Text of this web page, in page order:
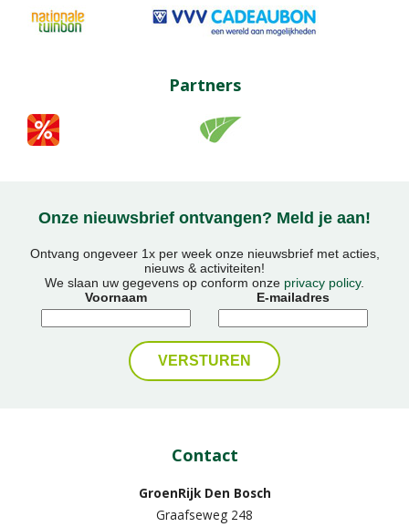
Partners
Onze nieuwsbrief ontvangen? Meld je aan!
Ontvang ongeveer 1x per week onze nieuwsbrief met acties,
nieuws & activiteiten!
We slaan uw gegevens op conform onze privacy policy.
Voornaam
E-mailadres
Contact
GroenRijk Den Bosch
Graafseweg 248